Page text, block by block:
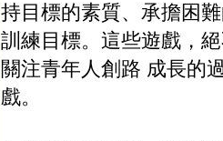
持目標的素質、承擔困
訓練目標。這些遊戲，
關注青年人創路 成長的
戲。